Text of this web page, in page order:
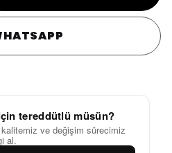
tereddütlü müsün?
kalitemiz ve değişim sürecimiz
al.